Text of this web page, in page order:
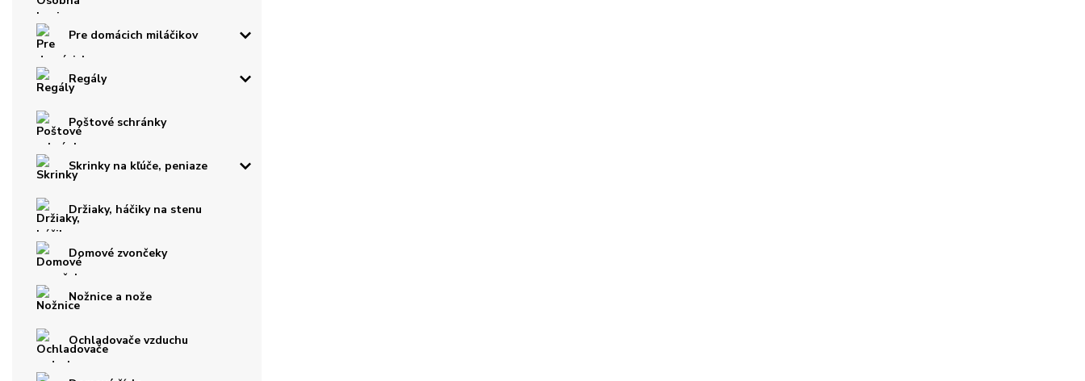
Pre domácich miláčikov
Regály
Poštové schránky
Skrinky na kľúče, peniaze
Držiaky, háčiky na stenu
Domové zvončeky
Nožnice a nože
Ochladovače vzduchu